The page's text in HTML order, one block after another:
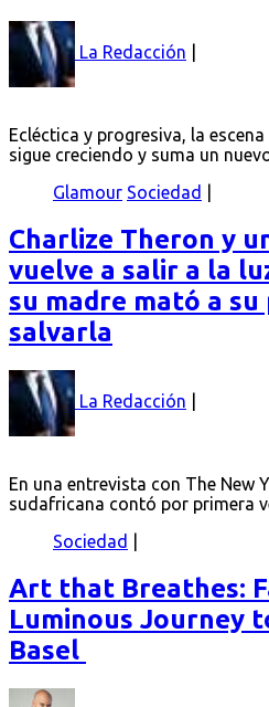
La Redacción
Ecléctica y progresiva, la
sigue creciendo y suma un
Glamour Sociedad
Charlize Theron y
vuelve a salir a la
su madre mató a su
salvarla
La Redacción
En una entrevista con The New
sudafricana contó por primera
Sociedad
Art that Breathes:
Luminous Journey
Basel